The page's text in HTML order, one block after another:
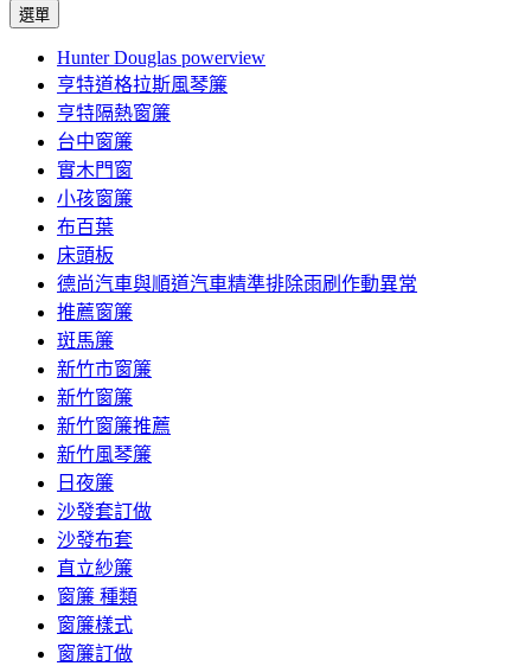
選單
內
容
Hunter Douglas powerview
亨特道格拉斯風琴簾
亨特隔熱窗簾
台中窗簾
實木門窗
小孩窗簾
布百葉
床頭板
德尚汽車與順道汽車精準排除雨刷作動異常
推薦窗簾
斑馬簾
新竹市窗簾
新竹窗簾
新竹窗簾推薦
新竹風琴簾
日夜簾
沙發套訂做
沙發布套
直立紗簾
窗簾 種類
窗簾樣式
窗簾訂做